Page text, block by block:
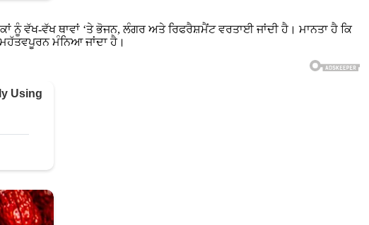
ਨੂੰ ਵੱਖ-ਵੱਖ ਥਾਵਾਂ ‘ਤੇ ਭੋਜਨ, ਲੰਗਰ ਅਤੇ ਰਿਫਰੈਸ਼ਮੈਂਟ ਵਰਤਾਈ ਜਾਂਦੀ ਹੈ। ਮਾਨਤਾ ਹੈ ਕਿ
ਮੰਨਿਆ ਜਾਂਦਾ ਹੈ।